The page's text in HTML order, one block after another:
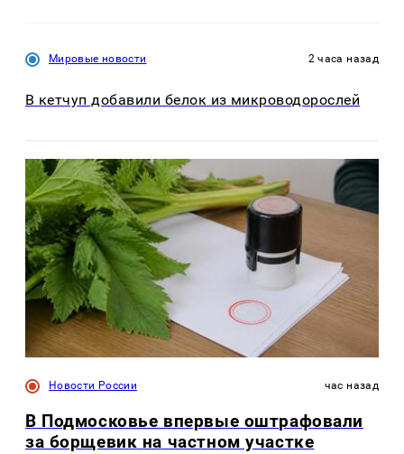
Мировые новости 2 часа назад
В кетчуп добавили белок из микроводорослей
Новости России час назад
В Подмосковье впервые оштрафовали
за борщевик на частном участке